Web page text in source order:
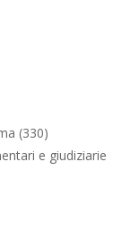
(330)
e giudiziarie